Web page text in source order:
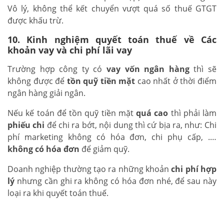
Vô lý, không thể kết chuyển vượt quá số thuế GTGT
được khấu trừ.
10. Kinh nghiệm quyết toán thuế về Các
khoản vay và chi phí lãi vay
Trường hợp công ty có vay vốn ngân hàngthì sẽ
không được để tồn quỹ tiền mặt cao nhất ở thời điểm
ngân hàng giải ngân.
Nếu kế toán để tồn quỹ tiền mặt quá cao thì phải làm
phiếu chi để chi ra bớt, nội dung thì cứ bịa ra, như: Chi
phí marketing không có hóa đơn, chi phụ cấp, .…
không có hóa đơn để giảm quỹ.
Doanh nghiệp thường tạo ra những khoảnchi phí hợp
lý nhưng cần ghi ra không có hóa đơn nhé, để sau này
loại ra khi quyết toán thuế.